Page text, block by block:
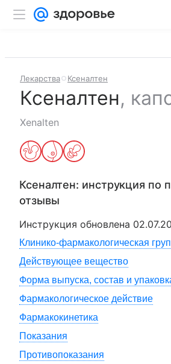
Лекарства Ксеналтен
Ксеналтен,
Xenalten
Ксеналтен: инструкция по
отзывы
Инструкция обновлена
Клинико-фармакологическая
Действующее вещество
Форма выпуска, состав и
Фармакологическое действие
Фармакокинетика
Показания
Противопоказания